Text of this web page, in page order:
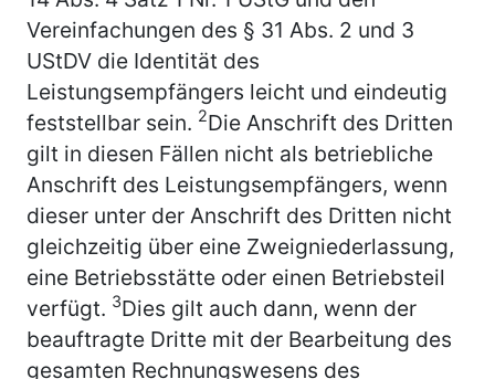
Vereinfachungen des § 31 Abs. 2 und 3
UStDV die Identität des
Leistungsempfängers leicht und eindeutig
feststellbar sein. 2Die Anschrift des Dritten
gilt in diesen Fällen nicht als betriebliche
Anschrift des Leistungsempfängers, wenn
dieser unter der Anschrift des Dritten nicht
gleichzeitig über eine Zweigniederlassung,
eine Betriebsstätte oder einen Betriebsteil
verfügt. 3Dies gilt auch dann, wenn der
beauftragte Dritte mit der Bearbeitung des
gesamten Rechnungswesens des